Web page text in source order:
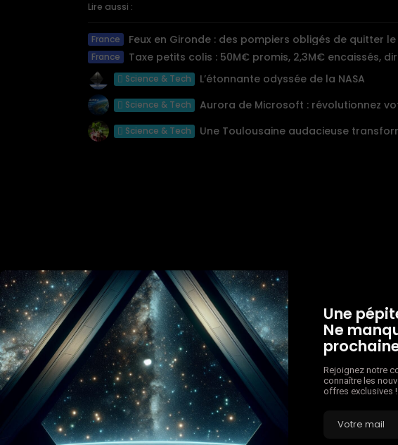
Lire aussi :
France Feux en Gironde : des pompiers obligés de quitter
France Taxe petits colis : 50M€ promis, 2,3M€ encaissés,
Science & Tech L’étonnante odyssée de la NASA
Science & Tech
Science & Tech Une Toulousaine audacieuse
Une
Ne
Rejoignez notre
connaître les
offres exclusives !